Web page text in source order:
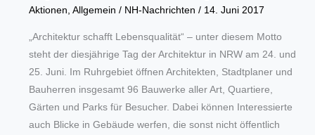
Aktionen Allgemein / NH-Nachrichten / 14. Juni 2017
„Architektur schafft Lebensqualität“ – unter diesem Motto
steht der diesjährige Tag der Architektur in NRW am 24. und
25. Juni. Im Ruhrgebiet öffnen Architekten, Stadtplaner und
Bauherren insgesamt 96 Bauwerke aller Art, Quartiere,
Gärten und Parks für Besucher. Dabei können Interessierte
auch Blicke in Gebäude werfen, die sonst nicht öffentlich